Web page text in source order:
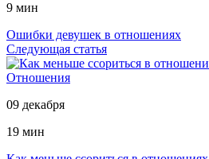
9 мин
Ошибки девушек в отношениях
Следующая статья
Отношения
09 декабря
19 мин